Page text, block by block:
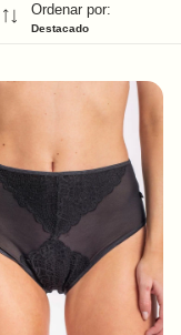
Ordenar por:
Destacado